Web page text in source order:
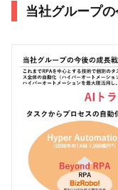
当社グループ